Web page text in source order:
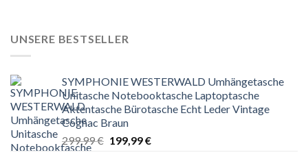
UNSERE BESTSELLER
SYMPHONIE WESTERWALD Umhängetasche
Unitasche Notebooktasche Laptoptasche
Aktentasche Bürotasche Echt Leder Vintage
Cognac Braun
299,99€ Ursprünglicher
199,99€Aktueller